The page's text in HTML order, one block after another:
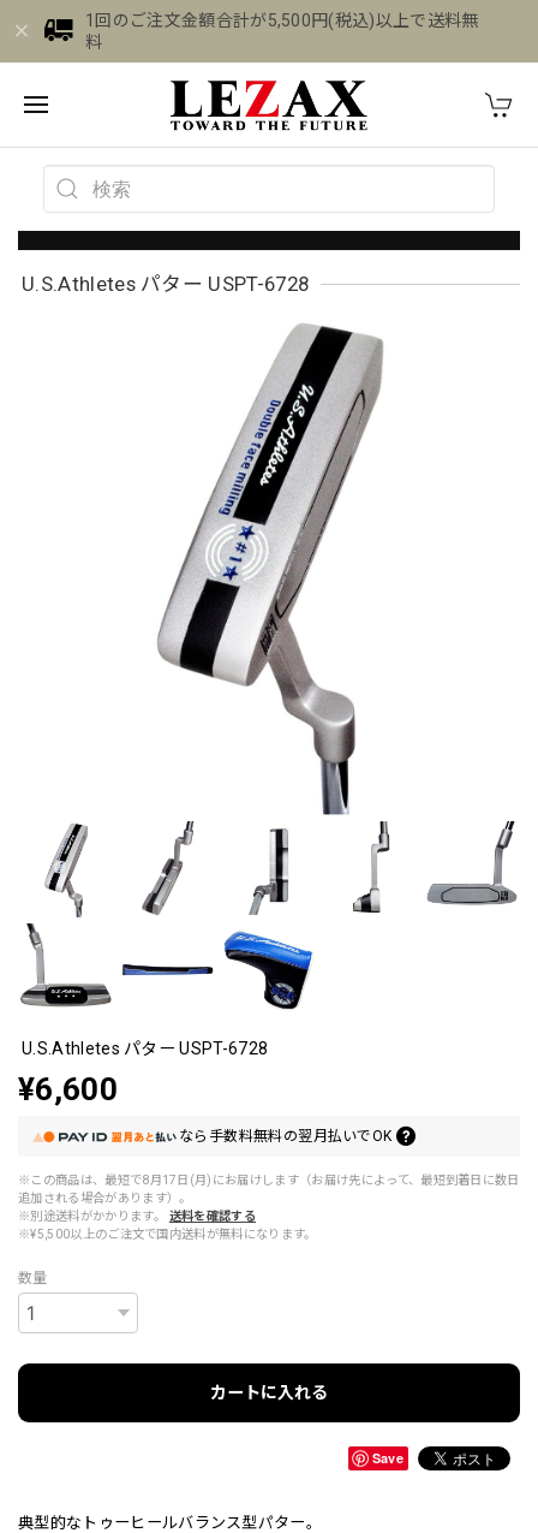
1回のご注文金額合計が5,500円(税込)以上で送料無
料
U.S.Athletes パター USPT-6728
U.S.Athletes パター USPT-6728
¥6,600
なら 手数料無料の翌月払いでOK
※この商品は、最短で8月17日(月)にお届けします（お届け先によって、最短到着日に数日
追加される場合があります）。
※別途送料がかかります。
送料を確認する
※¥5,500以上のご注文で国内送料が無料になります。
数量
カートに入れる
Save
典型的なトゥーヒールバランス型パター。